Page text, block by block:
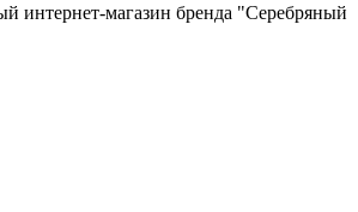
интернет-магазин бренда "Серебряный